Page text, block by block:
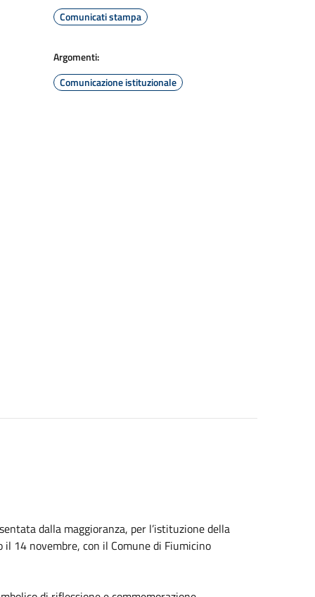
Comunicati stampa
Argomenti:
Comunicazione istituzionale
dalla maggioranza, per l’istituzione della
il 14 novembre, con il Comune di Fiumicino